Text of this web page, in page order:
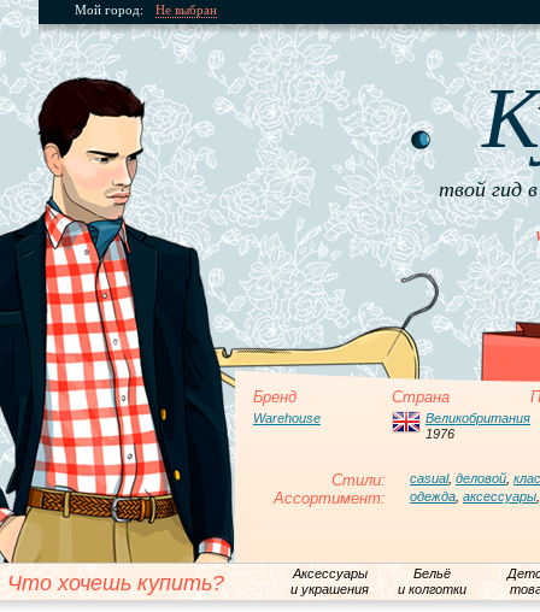
Мой город: Не выбран
твой гид
Бренд Страна
Warehouse
Великобритания
1976
Стили: casual, деловой
Ассортимент: одежда аксессуары
Что хочешь купить?
Аксессуары
и украшения
Бельё
и колготки